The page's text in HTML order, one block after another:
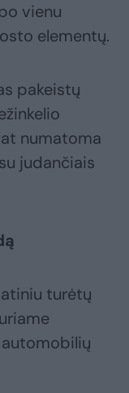
vienu
elementų.
pakeistų
numatoma
judančiais
turėtų